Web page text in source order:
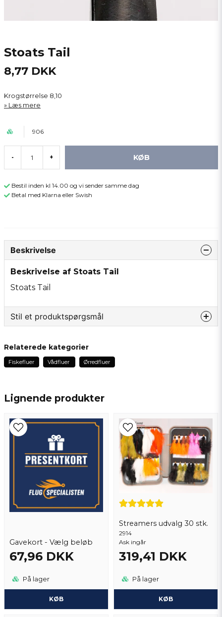
Stoats Tail
8,77 DKK
Krogstørrelse 8,10
Læs mere
906
- + KØB
Bestil inden kl 14.00 og vi sender samme dag
Betal med Klarna eller Swish
Lignende produkter
Gavekort - Vælg beløb
67,96 DKK
På lager
KØB
Streamers udvalg 30 stk.
2914
Ask ingår
319,41 DKK
På lager
KØB
Beskrivelse
Beskrivelse af Stoats Tail
Stoats Tail
Stil et produktspørgsmål
Spørg os om noget om dette produkt...
Navn
email
Email adresse
Ja, du kan offentliggøre mit spørgsmål
Relaterede kategorier
Fiskefluer Vådfluer Ørredfluer